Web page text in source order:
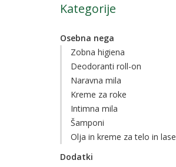
Kategorije
Osebna nega
Zobna higiena
Deodoranti roll-on
Naravna mila
Kreme za roke
Intimna mila
Šamponi
Olja in kreme za telo in lase
Dodatki